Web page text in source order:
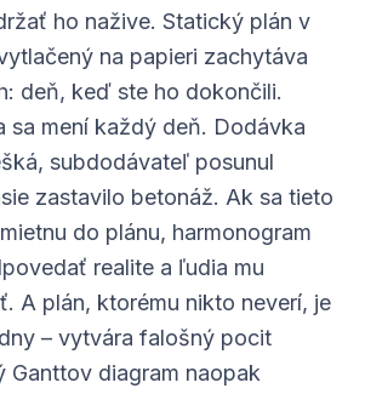
ho nažive. Statický plán v
na papieri zachytáva
deň, keď ste ho dokončili.
sa mení každý deň. Dodávka
subdodávateľ posunul
zastavilo betonáž. Ak sa tieto
do plánu, harmonogram
realite a ľudia mu
A plán, ktorému nikto neverí, je
– vytvára falošný pocit
Ganttov diagram naopak